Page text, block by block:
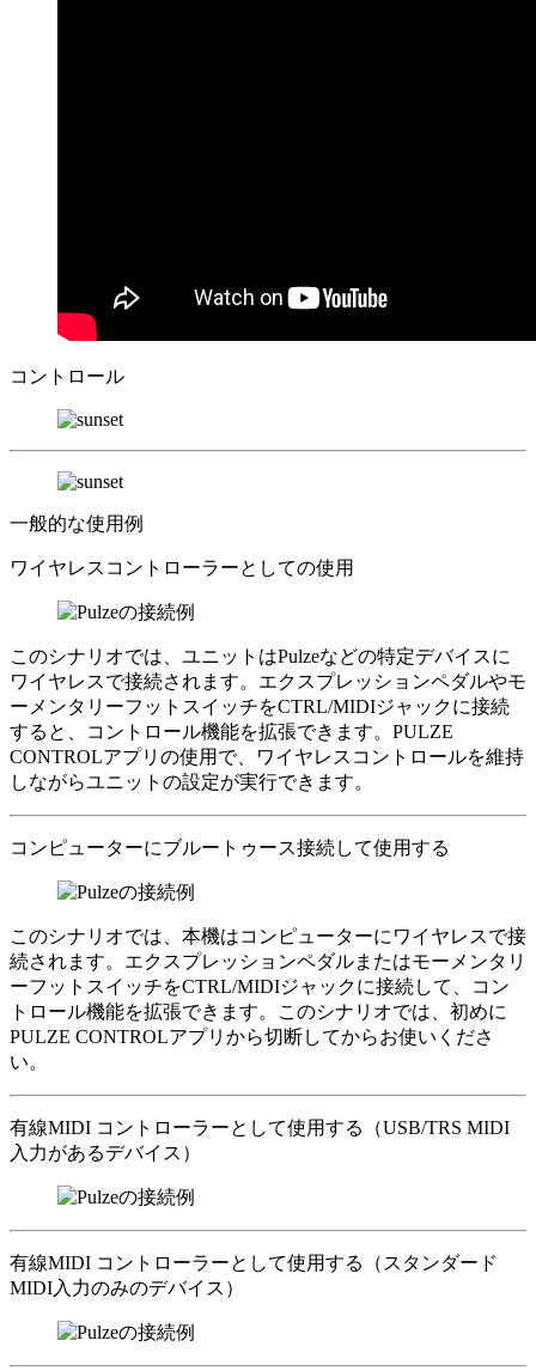
コントロール
一般的な使用例
ワイヤレスコントローラーとしての使用
このシナリオでは、ユニットはPulzeなどの特定デバイスに
ワイヤレスで接続されます。エクスプレッションペダルやモ
ーメンタリーフットスイッチをCTRL/MIDIジャックに接続
すると、コントロール機能を拡張できます。PULZE
CONTROLアプリの使用で、ワイヤレスコントロールを維持
しながらユニットの設定が実行できます。
コンピューターにブルートゥース接続して使用する
このシナリオでは、本機はコンピューターにワイヤレスで接
続されます。エクスプレッションペダルまたはモーメンタリ
ーフットスイッチをCTRL/MIDIジャックに接続して、コン
トロール機能を拡張できます。このシナリオでは、初めに
PULZE CONTROLアプリから切断してからお使いくださ
い。
有線MIDI コントローラーとして使用する（USB/TRS MIDI
入力があるデバイス）
有線MIDI コントローラーとして使用する（スタンダード
MIDI入力のみのデバイス）